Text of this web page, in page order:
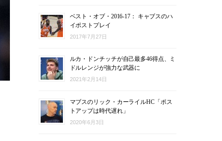
ベスト・オブ・2016-17： キャブスのハ
イポストプレイ
2017年7月27日
ルカ・ドンチッチが自己最多46得点、ミ
ドルレンジが強力な武器に
2021年2月14日
マブスのリック・カーライルHC「ポス
トアップは時代遅れ」
2020年6月3日